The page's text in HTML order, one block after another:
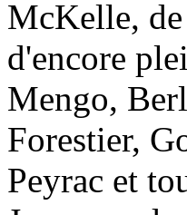
McKelle,
d'encore
Mengo,
Forestier,
Peyrac et